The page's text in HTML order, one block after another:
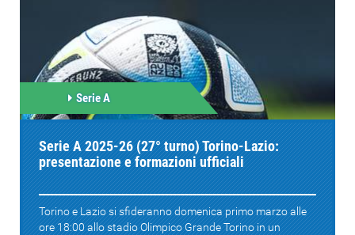
Serie A
Serie A 2025-26 (27° turno) Torino-Lazio:
presentazione e formazioni ufficiali
Torino e Lazio si sfideranno domenica primo marzo alle
ore 18:00 allo stadio Olimpico Grande Torino in un